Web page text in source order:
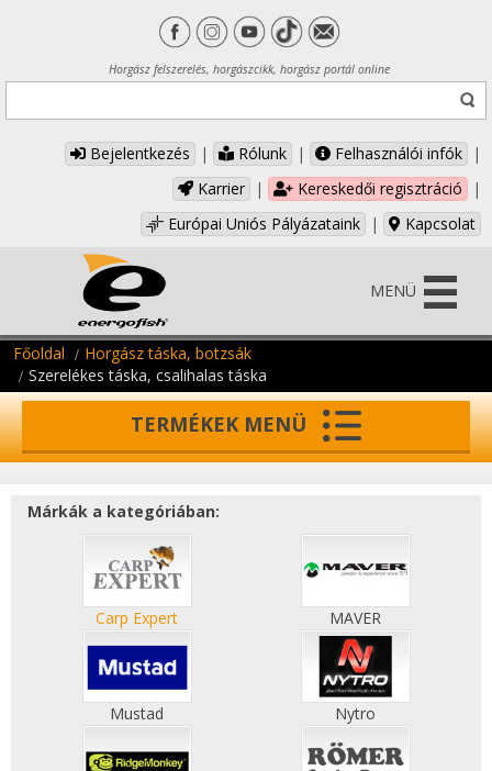
Horgász felszerelés, horgászcikk, horgász portál online
Bejelentkezés | Rólunk | Felhasználói infók
|
Karrier
| Kereskedői regisztráció
|
Európai Uniós Pályázataink
| Kapcsolat
MENÜ
Főoldal
Horgász táska, botzsák
Szerelékes táska, csalihalas táska
TERMÉKEK MENÜ
Márkák a kategóriában:
Carp Expert MAVER
Mustad Nytro